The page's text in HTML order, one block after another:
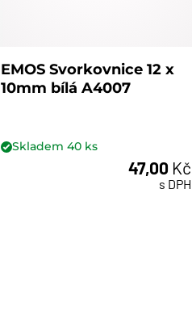
EMOS Svorkovnice 12 x
10mm bílá A4007
Skladem 40ks
47,00 Kč
s DPH